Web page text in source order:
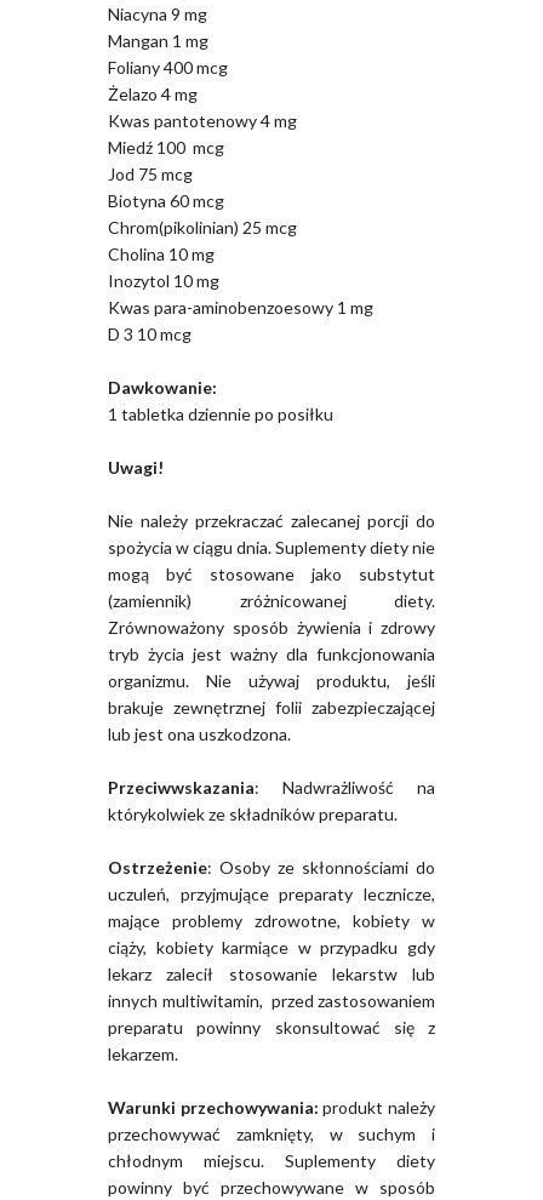
Niacyna 9 mg
Mangan 1 mg
Foliany 400 mcg
Żelazo 4 mg
Kwas pantotenowy 4 mg
Miedź 100 mcg
Jod 75 mcg
Biotyna 60 mcg
Chrom(pikolinian) 25 mcg
Cholina 10 mg
Inozytol 10 mg
Kwas para-aminobenzoesowy 1 mg
D 3 10 mcg
Dawkowanie:
1 tabletka dziennie po posiłku
Uwagi!
Nie należy przekraczać zalecanej porcji do
spożycia w ciągu dnia. Suplementy diety nie
mogą być stosowane jako substytut
(zamiennik) zróżnicowanej diety.
Zrównoważony sposób żywienia i zdrowy
tryb życia jest ważny dla funkcjonowania
organizmu. Nie używaj produktu, jeśli
brakuje zewnętrznej folii zabezpieczającej
lub jest ona uszkodzona.
Przeciwwskazania: Nadwrażliwość na
którykolwiek ze składników preparatu.
Ostrzeżenie: Osoby ze skłonnościami do
uczuleń, przyjmujące preparaty lecznicze,
mające problemy zdrowotne, kobiety w
ciąży, kobiety karmiące w przypadku gdy
lekarz zalecił stosowanie lekarstw lub
innych multiwitamin, przed zastosowaniem
preparatu powinny skonsultować się z
lekarzem.
Warunki przechowywania: produkt należy
przechowywać zamknięty, w suchym i
chłodnym miejscu. Suplementy diety
powinny być przechowywane w sposób